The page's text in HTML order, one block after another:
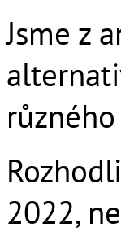
Jsme z
2022,